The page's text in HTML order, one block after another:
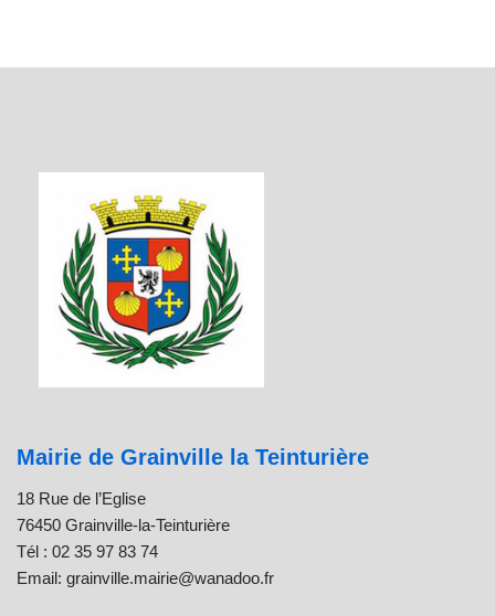
Mairie de Grainville la Teinturière
18 Rue de l’Eglise
76450 Grainville-la-Teinturière
Tél : 02 35 97 83 74
Email: grainville.mairie@wanadoo.fr